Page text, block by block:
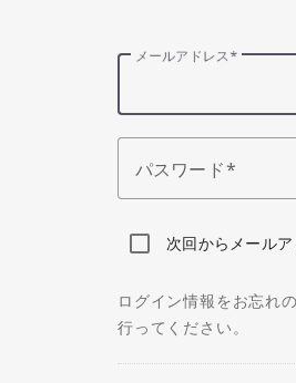
メールアドレス
パスワード
次回からメール
ログイン情報をお忘れ
行ってください。